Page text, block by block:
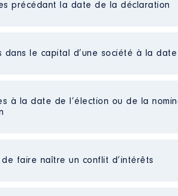
précédant la date de la déclaration
le capital d’une société à la
à la date de l’élection ou de la
non publiées]
faire naître un conflit d’intérêts